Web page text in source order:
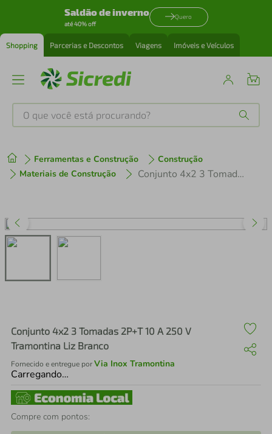
Saldão de inverno
até 40% off
Quero
Shopping Parcerias e Descontos Viagens Imóveis e Veículos
O que você está procurando?
Ferramentas e Construção
Construção
Materiais de Construção
Conjunto 4x2 3 Tomadas 2P+T 10 A 250 V Tramontina Liz Branco
Conjunto 4x2 3 Tomadas 2P+T 10 A 250 V
Tramontina Liz Branco
Fornecido e entregue porVia Inox Tramontina
Carregando…
Compre com pontos:
1º tenis
3º perfume